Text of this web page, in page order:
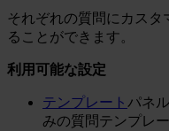
それぞれの質問にカスタ
ることができます。
利用可能な設定
テンプレート パネ
みの質問テンプレ